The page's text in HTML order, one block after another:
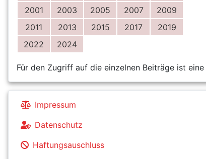
2001
2003 2005 2007
2009
2011
2013 2015 2017
2019
2022
2024
Für den Zugriff auf die einzelnen Beiträge ist eine
Impressum
Datenschutz
Haftungsauschluss